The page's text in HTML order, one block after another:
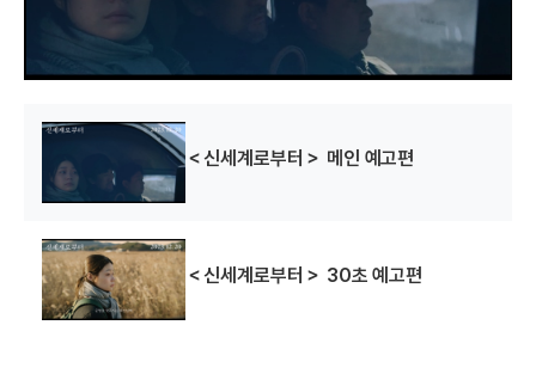
＜신세계로부터＞ 메인 예고편
＜신세계로부터＞ 30초 예고편